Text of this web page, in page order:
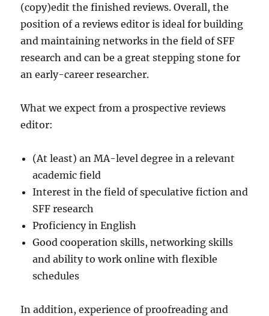
(copy)edit the finished reviews. Overall, the
position of a reviews editor is ideal for building
and maintaining networks in the field of SFF
research and can be a great stepping stone for
an early-career researcher.
What we expect from a prospective reviews
editor:
(At least) an MA-level degree in a relevant
academic field
Interest in the field of speculative fiction and
SFF research
Proficiency in English
Good cooperation skills, networking skills
and ability to work online with flexible
schedules
In addition, experience of proofreading and